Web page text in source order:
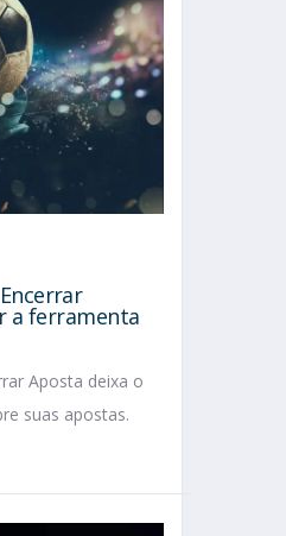
a ferramenta
Aposta deixa o
suas apostas.